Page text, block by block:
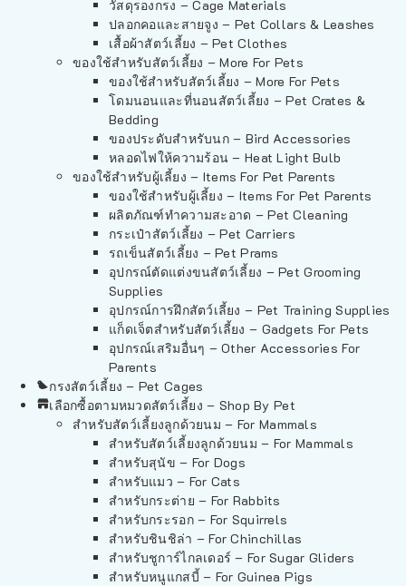
วัสดุรองกรง – Cage Materials
ปลอกคอและสายจูง – Pet Collars & Leashes
เสื้อผ้าสัตว์เลี้ยง – Pet Clothes
ของใช้สำหรับสัตว์เลี้ยง – More For Pets
ของใช้สำหรับสัตว์เลี้ยง – More For Pets
โดมนอนและที่นอนสัตว์เลี้ยง – Pet Crates &
Bedding
ของประดับสำหรับนก – Bird Accessories
หลอดไฟให้ความร้อน – Heat Light Bulb
ของใช้สำหรับผู้เลี้ยง – Items For Pet Parents
ของใช้สำหรับผู้เลี้ยง – Items For Pet Parents
ผลิตภัณฑ์ทำความสะอาด – Pet Cleaning
กระเป๋าสัตว์เลี้ยง – Pet Carriers
รถเข็นสัตว์เลี้ยง – Pet Prams
อุปกรณ์ตัดแต่งขนสัตว์เลี้ยง – Pet Grooming
Supplies
อุปกรณ์การฝึกสัตว์เลี้ยง – Pet Training Supplies
แก็ดเจ็ตสำหรับสัตว์เลี้ยง – Gadgets For Pets
อุปกรณ์เสริมอื่นๆ – Other Accessories For
Parents
กรงสัตว์เลี้ยง – Pet Cages
เลือกซื้อตามหมวดสัตว์เลี้ยง – Shop By Pet
สำหรับสัตว์เลี้ยงลูกด้วยนม – For Mammals
สำหรับสัตว์เลี้ยงลูกด้วยนม – For Mammals
สำหรับสุนัข – For Dogs
สำหรับแมว – For Cats
สำหรับกระต่าย – For Rabbits
สำหรับกระรอก – For Squirrels
สำหรับชินชิล่า – For Chinchillas
สำหรับชูการ์ไกลเดอร์ – For Sugar Gliders
สำหรับหนูแกสบี้ – For Guinea Pigs